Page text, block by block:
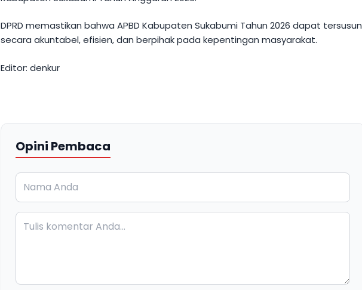
DPRD memastikan bahwa APBD Kabupaten Sukabumi Tahun 2026 dapat tersusun
secara akuntabel, efisien, dan berpihak pada kepentingan masyarakat.
Editor: denkur
Opini Pembaca